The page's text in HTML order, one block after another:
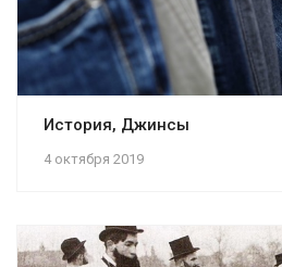
4 октября 2019
История, Джинсы